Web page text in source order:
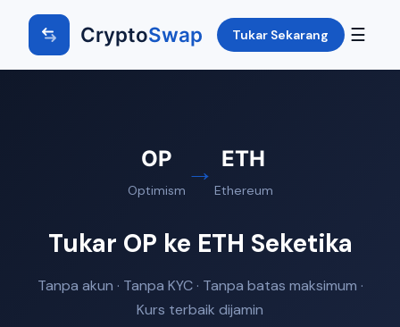
CryptoSwap Tukar Sekarang ☰
OP
Optimism
→ ETH
Ethereum
Tukar OP ke ETH Seketika
Tanpa akun · Tanpa KYC · Tanpa batas maksimum ·
Kurs terbaik dijamin